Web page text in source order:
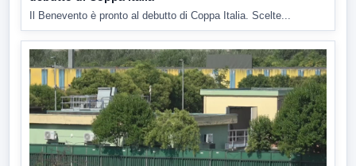
Il Benevento è pronto al debutto di Coppa Italia. Scelte...